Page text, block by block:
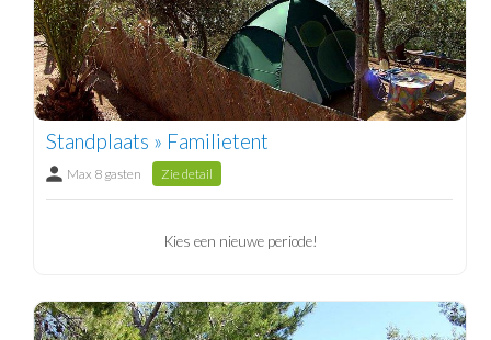
Standplaats » Familietent
Max 8 gasten Zie detail
Kies een nieuwe periode!